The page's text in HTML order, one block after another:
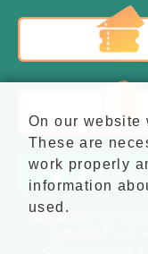
施設アク
On our website
These are
work properly
information
used.